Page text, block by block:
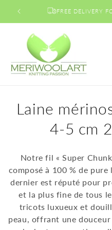
passer
FREE DELIVERY
C
l
e
c
Laine
4-5 cm
Notre fil « Super
composé à 100 % de
dernier est réputé pour
et la plus fine de tous
tricots luxueux et
peau, offrant une